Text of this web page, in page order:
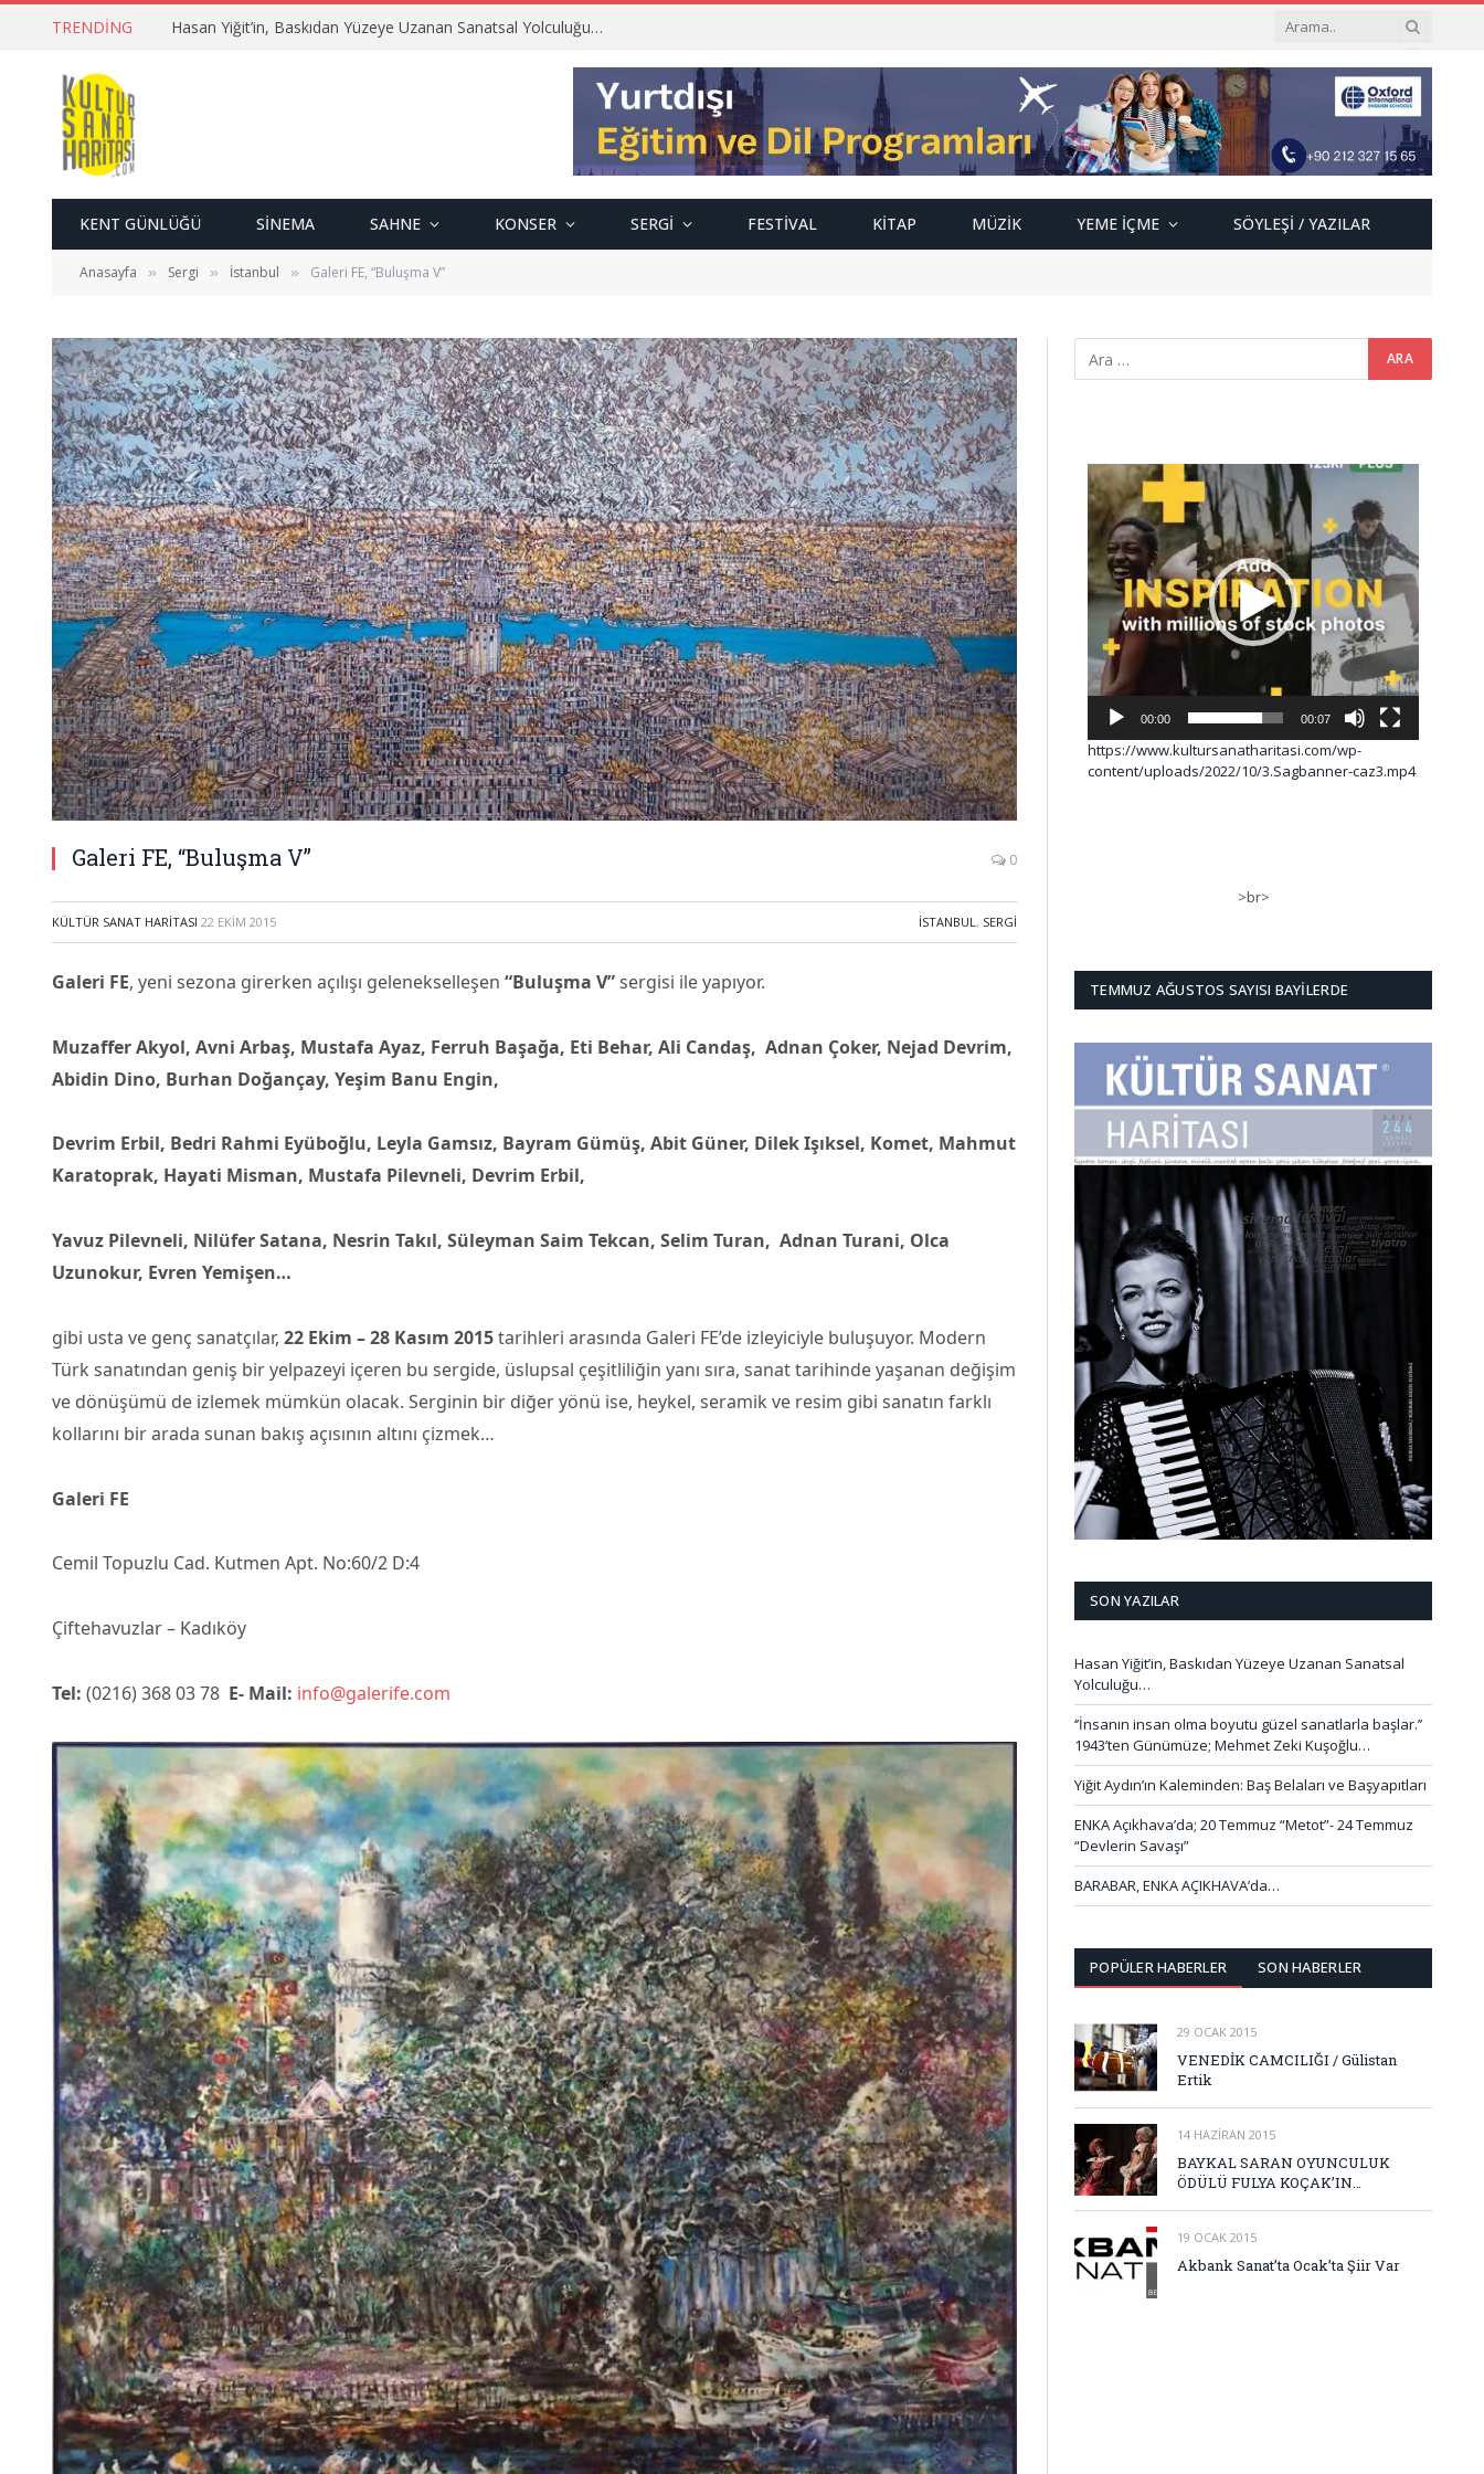
TRENDING Hasan Yiğit’in, Baskıdan Yüzeye Uzanan Sanatsal Yolculuğu…
KENT GÜNLÜĞÜ SINEMA SAHNE KONSER SERGI FESTIVAL KITAP MÜZIK YEME İÇME SÖYLEŞI / YAZILAR
Anasayfa » Sergi » İstanbul » Galeri FE, “Buluşma V”
Galeri FE, “Buluşma V” 0
KÜLTÜR SANAT HARITASI 22 EKIM 2015 İSTANBUL, SERGI
Galeri FE, yeni sezona girerken açılışı gelenekselleşen “Buluşma V”sergisi ile yapıyor.
Muzaffer Akyol, Avni Arbaş, Mustafa Ayaz, Ferruh Başağa, Eti Behar, Ali Candaş, Adnan Çoker, Nejad Devrim,
Abidin Dino, Burhan Doğançay, Yeşim Banu Engin,
Devrim Erbil, Bedri Rahmi Eyüboğlu, Leyla Gamsız, Bayram Gümüş, Abit Güner, Dilek Işıksel, Komet, Mahmut
Karatoprak, Hayati Misman, Mustafa Pilevneli, Devrim Erbil,
Yavuz Pilevneli, Nilüfer Satana, Nesrin Takıl, Süleyman Saim Tekcan, Selim Turan, Adnan Turani, Olca
Uzunokur, Evren Yemişen…
gibi usta ve genç sanatçılar, 22 Ekim – 28 Kasım 2015tarihleri arasında Galeri FE’de izleyiciyle buluşuyor. Modern
Türk sanatından geniş bir yelpazeyi içeren bu sergide, üslupsal çeşitliliğin yanı sıra, sanat tarihinde yaşanan değişim
ve dönüşümü de izlemek mümkün olacak. Serginin bir diğer yönü ise, heykel, seramik ve resim gibi sanatın farklı
kollarını bir arada sunan bakış açısının altını çizmek…
Galeri FE
Cemil Topuzlu Cad. Kutmen Apt. No:60/2 D:4
Çiftehavuzlar – Kadıköy
Tel: (0216) 368 03 78 E- Mail: info@galerife.com
Video
oynatıcı
00:00 00:07
https://www.kultursanatharitasi.com/wp-
content/uploads/2022/10/3.Sagbanner-caz3.mp4
>br>
TEMMUZ AĞUSTOS SAYISI BAYILERDE
SON YAZILAR
Hasan Yiğit’in, Baskıdan Yüzeye Uzanan Sanatsal
Yolculuğu…
‘’İnsanın insan olma boyutu güzel sanatlarla başlar.’’
1943’ten Günümüze; Mehmet Zeki Kuşoğlu…
Yiğit Aydın’ın Kaleminden: Baş Belaları ve Başyapıtları
ENKA Açıkhava’da; 20 Temmuz “Metot”- 24 Temmuz
“Devlerin Savaşı”
BARABAR, ENKA AÇIKHAVA’da…
POPÜLER HABERLER SON HABERLER
29 OCAK 2015
VENEDİK CAMCILIĞI / Gülistan
Ertik
14 HAZIRAN 2015
BAYKAL SARAN OYUNCULUK
ÖDÜLÜ FULYA KOÇAK’IN…
19 OCAK 2015
Akbank Sanat’ta Ocak’ta Şiir Var